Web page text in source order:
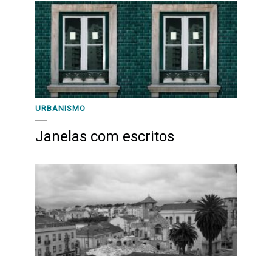
URBANISMO
Janelas com escritos